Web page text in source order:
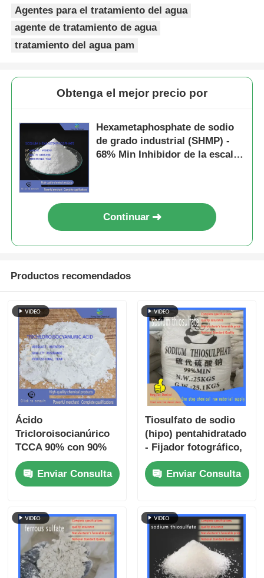
Agentes para el tratamiento del agua
agente de tratamiento de agua
tratamiento del agua pam
Obtenga el mejor precio por
Hexametaphosphate de sodio
de grado industrial (SHMP) -
68% Min Inhibidor de la escala
Continuar
Productos recomendados
Ácido
Tricloroisocianúrico
TCCA 90% con 90%
de Cloro Disponible
en Forma Granulada
y en Polvo para
Industrial en
Circulación
Enviar Consulta
Tiosulfato de sodio
(hipo) pentahidratado
- Fijador fotográfico,
desclorador de agua
y antídoto de cianuro
para uso industrial y
Enviar Consulta